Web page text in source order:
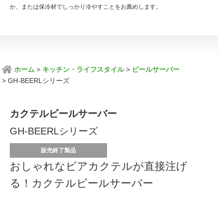
か、または保冷材でしっかり冷やすことをお薦めします。
ホーム キッチン・ライフスタイル
ビールサーバー
GH-BEERLシリーズ
カクテルビールサーバー
GH-BEERLシリーズ
販売終了製品
おしゃれなビアカクテルが直接注げ
る！ カクテルビールサーバー